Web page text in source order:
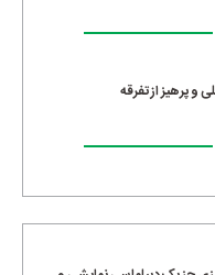
پرهیز از تفرقه